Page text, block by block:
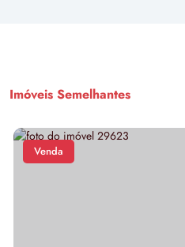
Imóveis Semelhantes
Venda